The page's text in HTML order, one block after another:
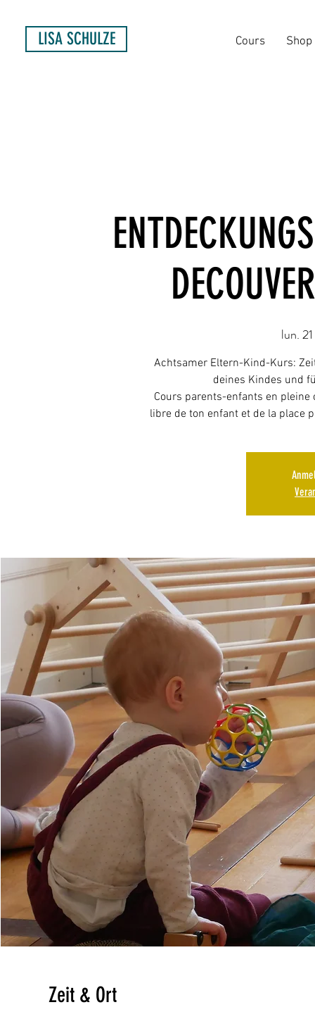
Cours Shop
LISA SCHULZE
lun.
Achtsamer Eltern-Kind-Kurs:
deines Kindes und
Cours parents-enfants en
libre de ton enfant et de la place
Zeit & Ort